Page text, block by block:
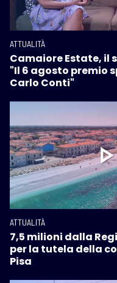
ATTUALITÀ
Camaiore Estate, il
"Il 6 agosto premio
Carlo Conti"
ATTUALITÀ
7,5 milioni dalla
per la tutela della
Pisa